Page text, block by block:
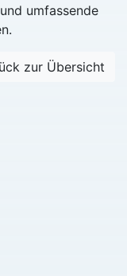
umfassende
zur Übersicht